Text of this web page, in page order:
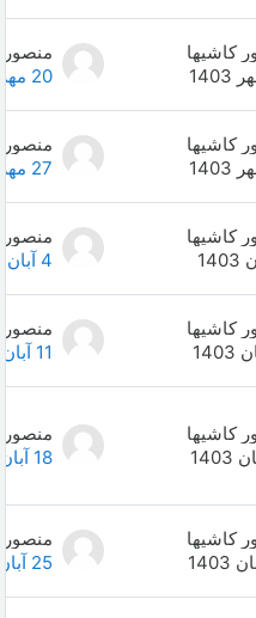
منصور کاشیها
20 مهر 1403
0
منصور کاشیها
27 مهر 1403
0
منصور کاشیها
4 آبان 1403
0
منصور کاشیها
11 آبان 1403
0
منصور کاشیها
18 آبان 1403
0
منصور کاشیها
25 آبان 1403
0